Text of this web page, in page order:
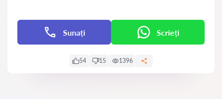
Sunați Scrieți
54 15 1396